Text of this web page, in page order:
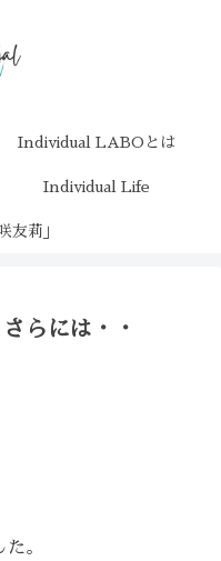
Individual LABOとは
Individual Life
友莉」
らには・・
。